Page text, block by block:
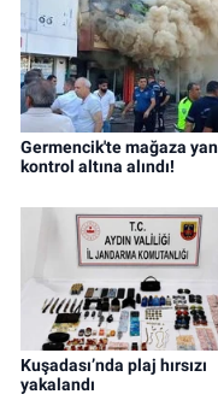
Germencik'te mağaza
kontrol altına alındı!
Kuşadası’nda plaj hırsızı
yakalandı